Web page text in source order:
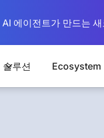
AI 에이전트가 만드는
솔루션 Ecosystem